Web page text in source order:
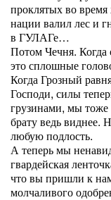
проклятых во
нации валил лес и
в ГУЛАГе…
Потом Чечня. Когда
это сплошные
Когда Грозный
Господи, силы
грузинами, мы тоже
брату ведь виднее.
любую подлость.
А теперь мы
гвардейская
что вы пришли к
молчаливого